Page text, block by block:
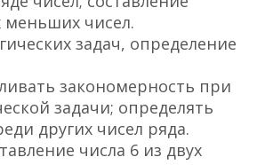
меньших чисел.
задач, определение
закономерность при
задачи; определять
других чисел ряда.
числа 6 из двух